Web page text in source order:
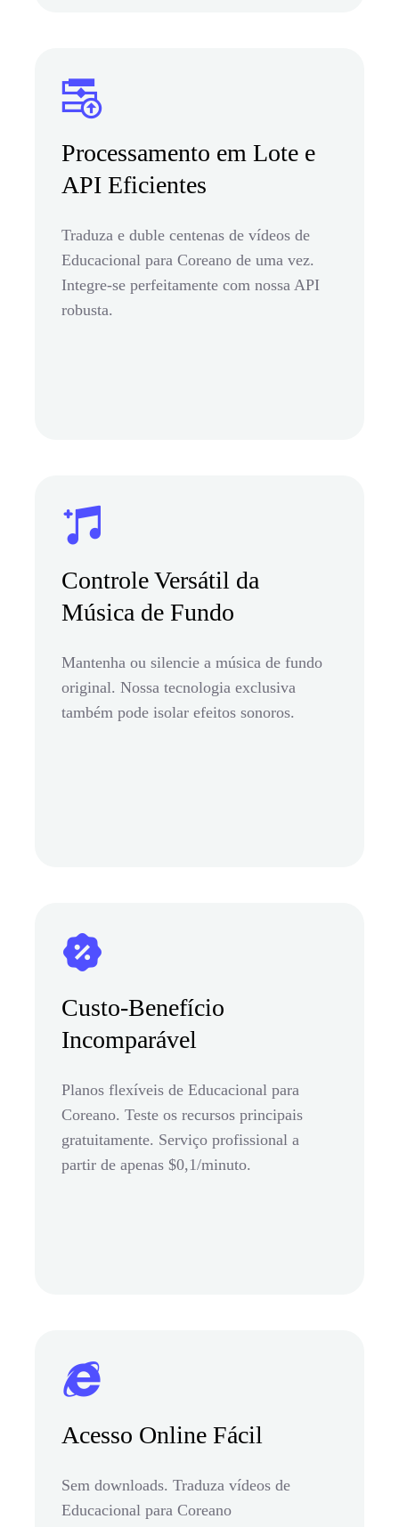
Processamento em Lote e
API Eficientes
Traduza e duble centenas de vídeos de
Educacional para Coreano de uma vez.
Integre-se perfeitamente com nossa API
robusta.
Controle Versátil da
Música de Fundo
Mantenha ou silencie a música de fundo
original. Nossa tecnologia exclusiva
também pode isolar efeitos sonoros.
Custo-Benefício
Incomparável
Planos flexíveis de Educacional para
Coreano. Teste os recursos principais
gratuitamente. Serviço profissional a
partir de apenas $0,1/minuto.
Acesso Online Fácil
Sem downloads. Traduza vídeos de
Educacional para Coreano